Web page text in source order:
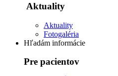
Aktuality
Aktuality
Fotogaléria
Hľadám informácie
Pre pacientov